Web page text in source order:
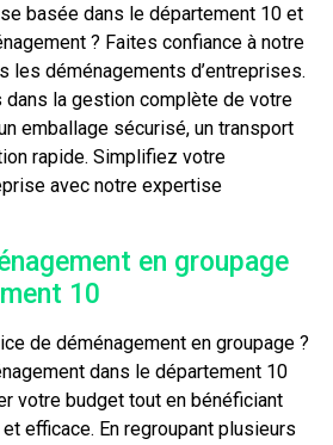
basée dans le département 10 et
? Faites confiance à notre
les déménagements d’entreprises.
la gestion complète de votre
emballage sécurisé, un transport
rapide. Simplifiez votre
avec notre expertise
en groupage
10
de déménagement en groupage ?
dans le département 10
votre budget tout en bénéficiant
efficace. En regroupant plusieurs